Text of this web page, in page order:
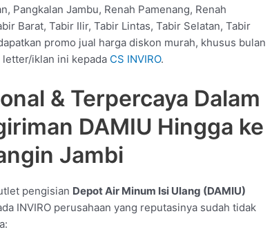
Pangkalan Jambu, Renah Pamenang, Renah
Barat, Tabir Ilir, Tabir Lintas, Tabir Selatan, Tabir
promo jual harga diskon murah, khusus bulan
iklan ini kepada CS INVIRO.
& Terpercaya Dalam
DAMIU Hingga ke
Jambi
pengisian Depot Air Minum Isi Ulang (DAMIU)
INVIRO perusahaan yang reputasinya sudah tidak